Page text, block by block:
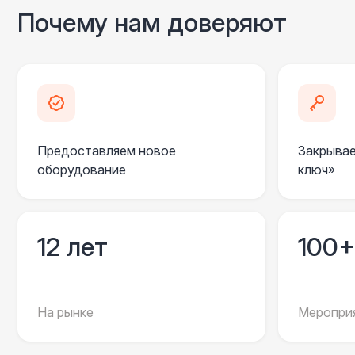
Почему нам доверяют
Предоставляем новое
оборудование
ключ»
12 лет
На рынке
100+